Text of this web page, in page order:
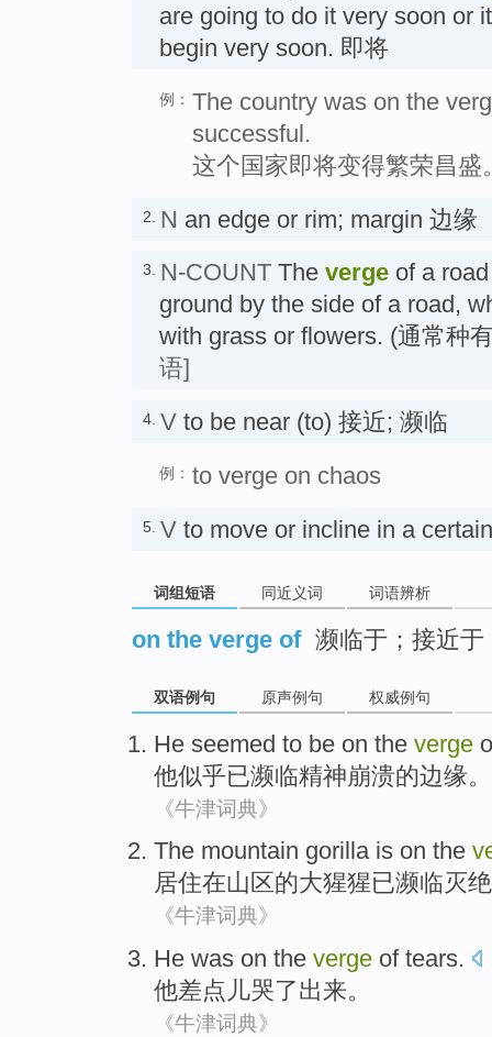
are going to do it very soon or
begin very soon. 即将
例： The country was on the
successful.
这个国家即将变得繁荣昌盛
2. N an edge or rim; margin 边缘
3. N-COUNT The verge of a
ground by the side of a road,
with grass or flowers. (通常种
语]
4. V to be near (to) 接近; 濒临
例： to verge on chaos
5. V to move or incline in a
词组短语 同近义词 词语辨析
on the verge of 濒临于；接近于
双语例句 原声例句 权威例句
He seemed to be on the verge
他似乎已濒临精神崩溃的边缘。
《牛津词典》
The mountain gorillais on the
居住在山区的大猩猩已濒临灭绝
《牛津词典》
He was on the verge of tears.
他差点儿哭了出来。
《牛津词典》